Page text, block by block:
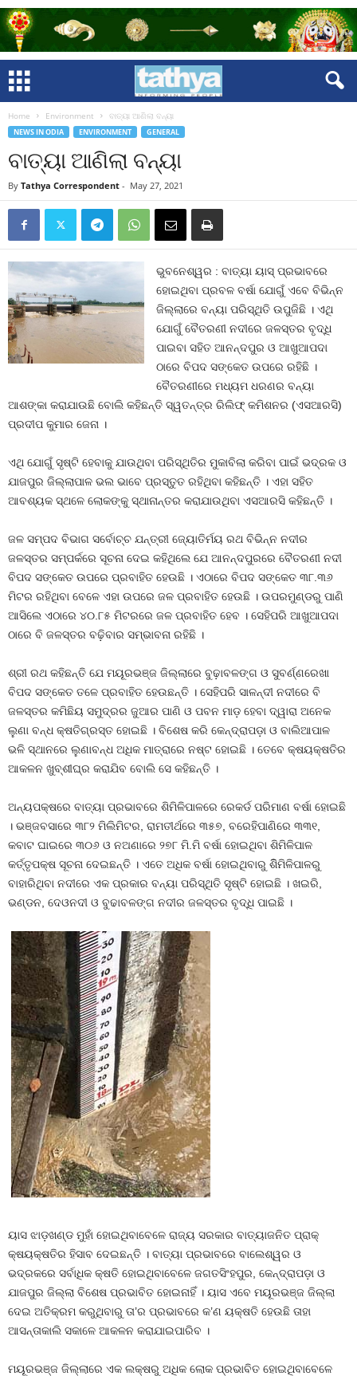
Home Environment ବାତ୍ୟା ଆଣିଲା ବନ୍ୟା
NEWS IN ODIA ENVIRONMENT GENERAL
ବାତ୍ୟା ଆଣିଲା ବନ୍ୟା
By Tathya Correspondent - May 27, 2021
ଭୁବନେଶ୍ୱର : ବାତ୍ୟା ୟାସ୍‍ ପ୍ରଭାବରେ
ହୋଇଥିବା ପ୍ରବଳ ବର୍ଷା ଯୋଗୁଁ ଏବେ ବିଭିନ୍ନ
ଜିଲ୍ଲାରେ ବନ୍ୟା ପରିସ୍ଥିତି ଉପୁଜିଛି । ଏଥି
ଯୋଗୁଁ ବୈତରଣୀ ନଦୀରେ ଜଳସ୍ତର ବୃଦ୍ଧି
ପାଇବା ସହିତ ଆନନ୍ଦପୁର ଓ ଆଖୁଆପଦା
ଠାରେ ବିପଦ ସଙ୍କେତ ଉପରେ ରହିଛି ।
ବୈତରଣୀରେ ମଧ୍ୟମ ଧରଣର ବନ୍ୟା
ଆଶଙ୍କା କରାଯାଉଛି ବୋଲି କହିଛନ୍ତି ସ୍ୱତନ୍ତ୍ର ରିଲିଫ୍ କମିଶନର (ଏସଆରସି)
ପ୍ରଦୀପ କୁମାର ଜେନା ।
ଏଥି ଯୋଗୁଁ ସୃଷ୍ଟି ହେବାକୁ ଯାଉଥିବା ପରିସ୍ଥିତିର ମୁକାବିଲା କରିବା ପାଇଁ ଭଦ୍ରକ ଓ
ଯାଜପୁର ଜିଲ୍ଲାପାଳ ଭଲ ଭାବେ ପ୍ରସ୍ତୁତ ରହିଥିବା କହିଛନ୍ତି । ଏହା ସହିତ
ଆବଶ୍ୟକ ସ୍ଥଳେ ଲୋକଙ୍କୁ ସ୍ଥାନାନ୍ତର କରାଯାଉଥିବା ଏସଆରସି କହିଛନ୍ତି ।
ଜଳ ସମ୍ପଦ ବିଭାଗ ସର୍ବୋଚ୍ଚ ଯନ୍ତ୍ରୀ ଜ୍ୟୋତିର୍ମୟ ରଥ ବିଭିନ୍ନ ନଦୀର
ଜଳସ୍ତର ସମ୍ପର୍କରେ ସୂଚନା ଦେଇ କହିଥିଲେ ଯେ ଆନନ୍ଦପୁରରେ ବୈତରଣୀ ନଦୀ
ବିପଦ ସଙ୍କେତ ଉପରେ ପ୍ରବାହିତ ହେଉଛି । ଏଠାରେ ବିପଦ ସଙ୍କେତ ୩୮.୩୬
ମିଟର ରହିଥିବା ବେଳେ ଏହା ଉପରେ ଜଳ ପ୍ରବାହିତ ହେଉଛି । ଉପରମୁଣ୍ଡରୁ ପାଣି
ଆସିଲେ ଏଠାରେ ୪୦.୮୫ ମିଟରରେ ଜଳ ପ୍ରବାହିତ ହେବ । ସେହିପରି ଆଖୁଆପଦା
ଠାରେ ବି ଜଳସ୍ତର ବଢ଼ିବାର ସମ୍ଭାବନା ରହିଛି ।
ଶ୍ରୀ ରଥ କହିଛନ୍ତି ଯେ ମୟୂରଭଞ୍ଜ ଜିଲ୍ଲାରେ ବୁଢ଼ାବଳଙ୍ଗ ଓ ସୁବର୍ଣ୍ଣରେଖା
ବିପଦ ସଙ୍କେତ ତଳେ ପ୍ରବାହିତ ହେଉଛନ୍ତି । ସେହିପରି ସାଳନ୍ଦୀ ନଦୀରେ ବି
ଜଳସ୍ତର କମିଛିୟ ସମୁଦ୍ରର ଜୁଆର ପାଣି ଓ ପବନ ମାଡ଼ ହେବା ଦ୍ୱାରା ଅନେକ
ଲୁଣା ବନ୍ଧ କ୍ଷତିଗ୍ରସ୍ତ ହୋଇଛି । ବିଶେଷ କରି କେନ୍ଦ୍ରାପଡ଼ା ଓ ବାଲିଆପାଳ
ଭଳି ସ୍ଥାନରେ ଲୁଣାବନ୍ଧ ଅଧିକ ମାତ୍ରାରେ ନଷ୍ଟ ହୋଇଛି । ତେବେ କ୍ଷୟକ୍ଷତିର
ଆକଳନ ଖୁବ୍‍ଶୀଘ୍ର କରାଯିବ ବୋଲି ସେ କହିଛନ୍ତି ।
ଅନ୍ୟପକ୍ଷରେ ବାତ୍ୟା ପ୍ରଭାବରେ ଶିମିଳିପାଳରେ ରେକର୍ଡ ପରିମାଣ ବର୍ଷା ହୋଇଛି
। ଭଞ୍ଜବସାରେ ୩୮୨ ମିଲିମିଟର, ରାମତୀର୍ଥରେ ୩୫୭, ବରେହିପାଣିରେ ୩୩୧,
କବାଟ ଘାଇରେ ୩୦୬ ଓ ନଅଣାରେ ୨୭୮ ମି.ମି ବର୍ଷା ହୋଇଥିବା ଶିମିଳିପାଳ
କର୍ତ୍ତୃପକ୍ଷ ସୂଚନା ଦେଇଛନ୍ତି । ଏତେ ଅଧିକ ବର୍ଷା ହୋଇଥିବାରୁ ଶିିମିଳିପାଳରୁ
ବାହାରିଥିବା ନଦୀରେ ଏକ ପ୍ରକାର ବନ୍ୟା ପରିସ୍ଥିତି ସୃଷ୍ଟି ହୋଇଛି । ଖଇରି,
ଭଣ୍ଡନ, ଦେଓନଦୀ ଓ ବୁଢାବଳଙ୍ଗ ନଦୀର ଜଳସ୍ତର ବୃଦ୍ଧି ପାଇଛି ।
ୟାସ ଝାଡ଼ଖଣ୍ଡ ମୁହାଁ ହୋଇଥିବାବେଳେ ରାଜ୍ୟ ସରକାର ବାତ୍ୟାଜନିତ ପ୍ରାକ୍
କ୍ଷୟକ୍ଷତିର ହିସାବ ଦେଇଛନ୍ତି । ବାତ୍ୟା ପ୍ରଭାବରେ ବାଲେଶ୍ୱର ଓ
ଭଦ୍ରକରେ ସର୍ବାଧିକ କ୍ଷତି ହୋଇଥିବାବେଳେ ଜଗତସିଂହପୁର, କେନ୍ଦ୍ରାପଡ଼ା ଓ
ଯାଜପୁର ଜିଲ୍ଲା ବିଶେଷ ପ୍ରଭାବିତ ହୋଇନାହିଁ । ୟାସ ଏବେ ମୟୂରଭଞ୍ଜ ଜିଲ୍ଲା
ଦେଇ ଅତିକ୍ରମ କରୁଥିବାରୁ ତା’ର ପ୍ରଭାବରେ କ’ଣ ୟକ୍ଷତି ହେଉଛି ତାହା
ଆସନ୍ତାକାଲି ସକାଳେ ଆକଳନ କରାଯାଇପାରିବ ।
ମୟୂରଭଞ୍ଜ ଜିଲ୍ଲାରେ ଏକ ଲକ୍ଷରୁ ଅଧିକ ଲୋକ ପ୍ରଭାବିତ ହୋଇଥିବାବେଳେ